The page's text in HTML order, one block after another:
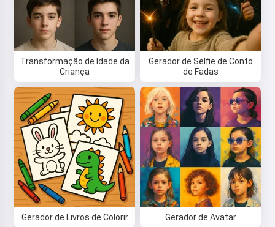
Transformação de Idade da
Criança
Gerador de Selfie de Conto
de Fadas
Gerador de Livros de Colorir Gerador de Avatar
Oi! Eu sou a Storiko 👋
Eu conto histórias mágicas para
dormir para seus filhos 🌟